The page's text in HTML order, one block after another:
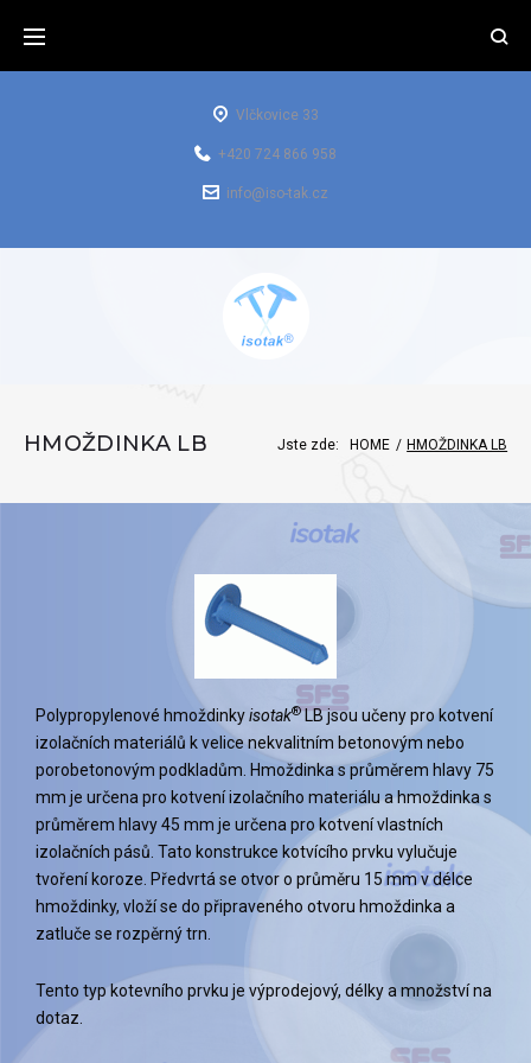
Vlčkovice 33
+420 724 866 958
info@iso-tak.cz
HMOŽDINKA LB Jste zde: HOME / HMOŽDINKA LB
Polypropylenové hmoždinkyisotak®LB jsou učeny pro kotvení
izolačních materiálů k velice nekvalitním betonovým nebo
porobetonovým podkladům. Hmoždinka s průměrem hlavy 75
mm je určena pro kotvení izolačního materiálu a hmoždinka s
průměrem hlavy 45 mm je určena pro kotvení vlastních
izolačních pásů. Tato konstrukce kotvícího prvku vylučuje
tvoření koroze. Předvrtá se otvor o průměru 15 mm v délce
hmoždinky, vloží se do připraveného otvoru hmoždinka a
zatluče se rozpěrný trn.
Tento typ kotevního prvku je výprodejový, délky a množství na
dotaz.